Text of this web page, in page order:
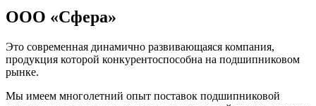
ООО «Сфера»
Это современная динамично развивающаяся компания,
продукция которой конкурентоспособна на подшипниковом
рынке.
Мы имеем многолетний опыт поставок подшипниковой